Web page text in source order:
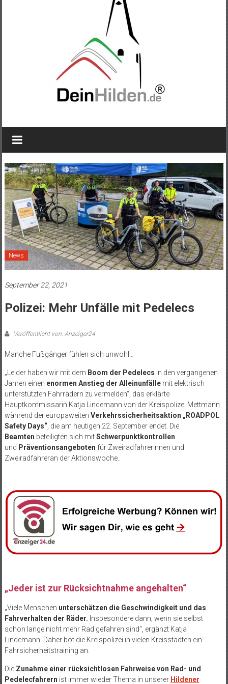
News
September 22, 2021
Polizei: Mehr Unfälle mit Pedelecs
Veröffentlicht von: Anzeiger24
Manche Fußgänger fühlen sich unwohl…
„Leider haben wir mit dem Boom der Pedelecs in den vergangenen
Jahren einen enormen Anstieg der Alleinunfällemit elektrisch
unterstützten Fahrrädern zu vermelden“, das erklärte
Hauptkommissarin Katja Lindemann von der Kreispolizei Mettmann
während der europaweiten Verkehrssicherheitsaktion „ROADPOL
Safety Days“, die am heutigen 22. September endet. Die
Beamten beteiligten sich mitSchwerpunktkontrollen
und Präventionsangeboten für Zweiradfahrerinnen und
Zweiradfahreran der Aktionswoche..
„Jeder ist zur Rücksichtnahme angehalten“
„Viele Menschen unterschätzen die Geschwindigkeit und das
Fahrverhalten der Räder. Insbesondere dann, wenn sie selbst
schon lange nicht mehr Rad gefahren sind“, ergänzt Katja
Lindemann. Daher bot die Kreispolizei in vielen Kreisstädten ein
Fahrsicherheitstraining an.
Die Zunahme einer rücksichtlosen Fahrweise von Rad- und
Pedelecfahrern ist immer wieder Thema in unserer Hildener